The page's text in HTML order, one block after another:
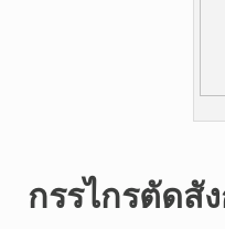
กรรไกรตัดสั